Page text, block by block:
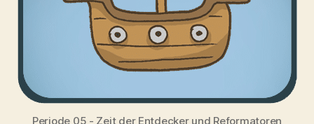
Periode 05 - Zeit der Entdecker und Reformatoren